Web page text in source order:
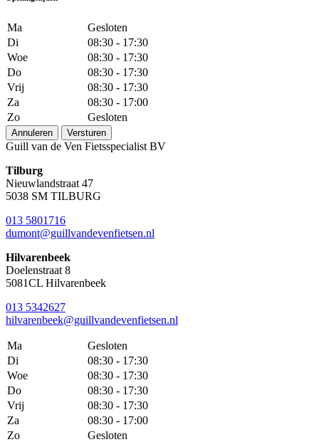
Ma
Gesloten
Di
08:30 - 17:30
Woe
08:30 - 17:30
Do
08:30 - 17:30
Vrij
08:30 - 17:30
Za
08:30 - 17:00
Zo
Gesloten
Annuleren Versturen
Guill van de Ven Fietsspecialist BV
Tilburg
Nieuwlandstraat 47
5038 SM TILBURG
013 5801716
dumont@guillvandevenfietsen.nl
Hilvarenbeek
Doelenstraat 8
5081CL Hilvarenbeek
013 5342627
hilvarenbeek@guillvandevenfietsen.nl
Ma
Gesloten
Di
08:30 - 17:30
Woe
08:30 - 17:30
Do
08:30 - 17:30
Vrij
08:30 - 17:30
Za
08:30 - 17:00
Zo
Gesloten